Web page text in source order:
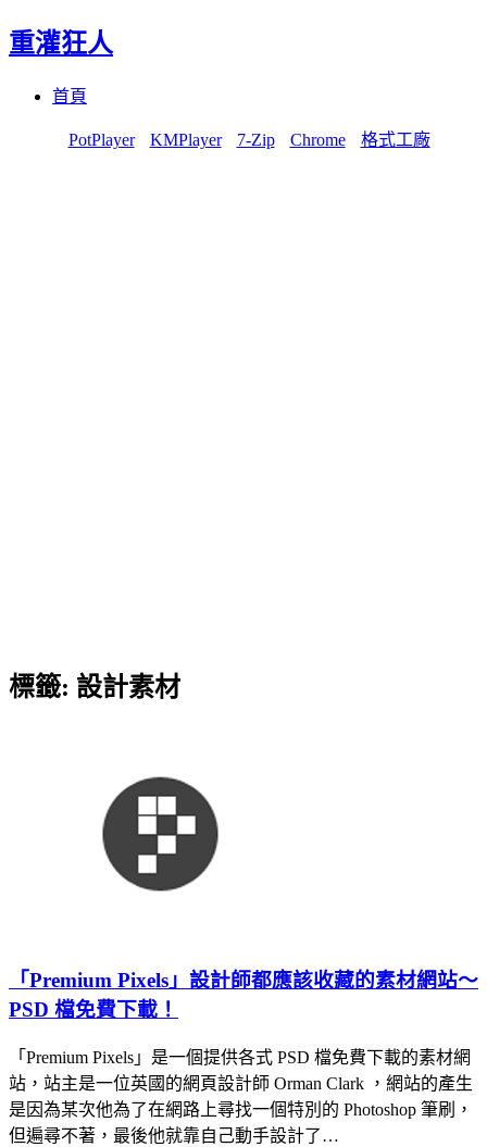
重灌狂人
首頁
PotPlayer KMPlayer 7-Zip Chrome 格式工廠
標籤: 設計素材
「Premium Pixels」設計師都應該收藏的素材網站～
PSD 檔免費下載！
「Premium Pixels」是一個提供各式 PSD 檔免費下載的素材網
站，站主是一位英國的網頁設計師 Orman Clark ，網站的產生
是因為某次他為了在網路上尋找一個特別的 Photoshop 筆刷，
但遍尋不著，最後他就靠自己動手設計了…